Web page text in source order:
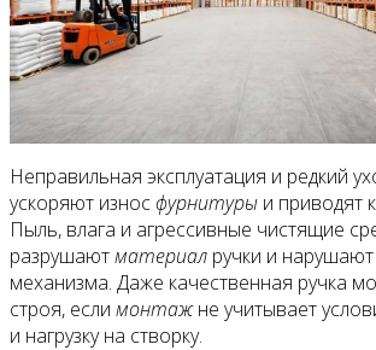
Неправильная эксплуатация и редкий
ускоряют износфурнитуры и приводят
Пыль, влага и агрессивные чистящие
разрушаютматериал ручки и
механизма. Даже качественная ручка
строя, если монтажне учитывает
и нагрузку на створку.